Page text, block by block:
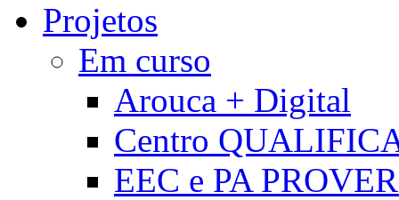
Projetos
Em curso
Arouca + Digital
Centro
EEC e PA